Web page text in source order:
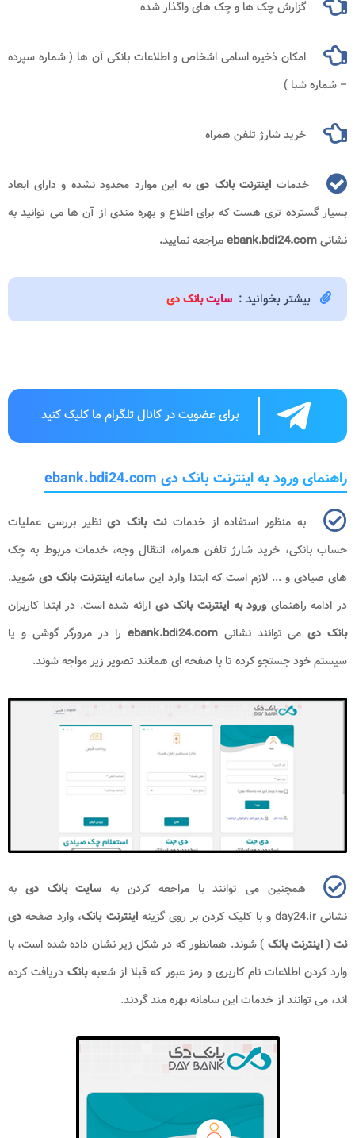
گزارش چک‌ ها و چک‌ های واگذار شده
امکان ذخیره اسامی اشخاص و اطلاعات بانکی ‌آن ‌ها ( شماره سپرده
– شماره شبا )
خرید شارژ تلفن همراه
خدمات اینترنت بانک دیبه این موارد محدود نشده و دارای ابعاد
بسیار گسترده تری هست که برای اطلاع و بهره مندی از آن ها می توانید به
نشانیebank.bdi24.comمراجعه نمایید.
بیشتر بخوانید : سایت بانک دی
برای عضویت در کانال تلگرام ما کلیک کنید
راهنمای ورود به اینترنت بانک دی ebank.bdi24.com
به منظور استفاده از خدماتنت بانک دینظیر بررسی عملیات
حساب بانکی، خرید شارژ تلفن همراه، انتقال وجه، خدمات مربوط به چک
های صیادی و ... لازم است که ابتدا وارد این سامانهاینترنت بانک دی شوید.
در ادامه راهنمای ورود به اینترنت بانک دی ارائه شده است. در ابتدا کاربران
بانک دی می‌ توانند نشانیebank.bdi24.com را در مرورگر گوشی و یا
سیستم خود جستجو کرده تا با صفحه ای همانند تصویر زیر مواجه شوند.
همچنین می توانند با مراجعه کردن به سایت بانک دی به
نشانیday24.ir و با کلیک کردن بر روی گزینهاینترنت بانک، وارد صفحه‌ دی
نت ( اینترنت بانک ) شوند. همانطور که در شکل زیر نشان داده شده است، با
وارد کردن اطلاعات نام کاربری و رمز عبور که قبلا از شعبهبانک دریافت کرده
‌اند، می‌ توانند از خدمات این سامانه بهره مند گردند.